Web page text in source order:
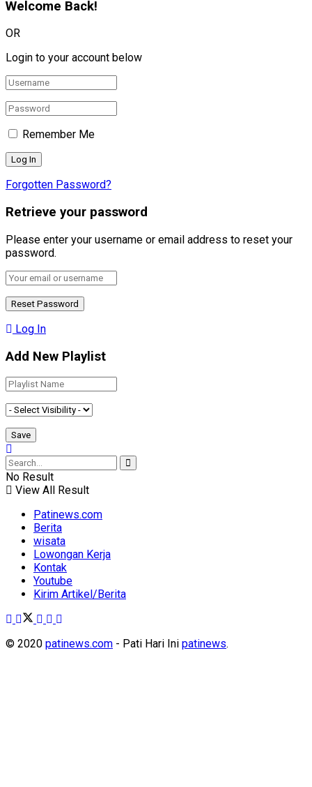
Welcome Back!
OR
Login to your account below
Remember Me
Forgotten Password?
Retrieve your password
Please enter your username or email address to reset your
password.
Log In
Add New Playlist
No Result
View All Result
Patinews.com
Berita
wisata
Lowongan Kerja
Kontak
Youtube
Kirim Artikel/Berita
© 2020 patinews.com - Pati Hari Ini patinews.